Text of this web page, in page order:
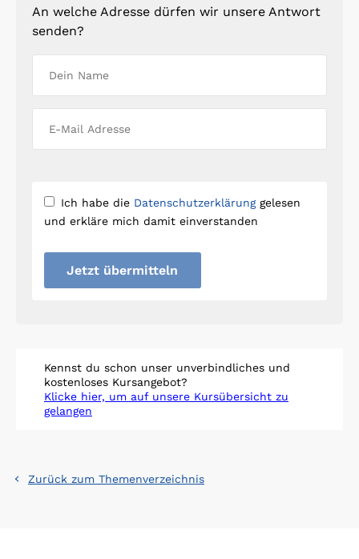
An welche Adresse dürfen wir unsere Antwort
senden?
Ich habe die Datenschutzerklärunggelesen
und erkläre mich damit einverstanden
Jetzt übermitteln
Kennst du schon unser unverbindliches und
kostenloses Kursangebot?
Klicke hier, um auf unsere Kursübersicht zu
gelangen
Zurück zum Themenverzeichnis